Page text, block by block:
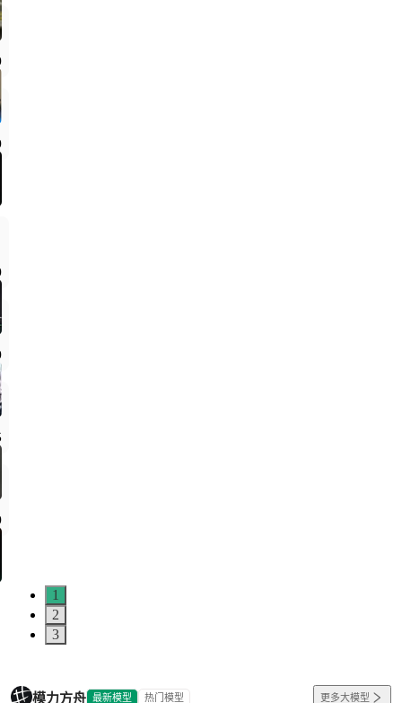
1
2
3
模力方舟 最新模型 热门模型 更多大模型